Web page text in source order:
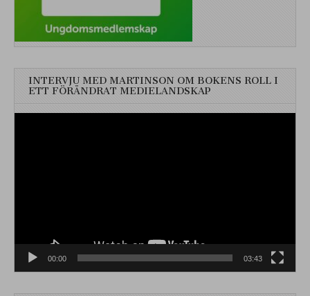
INTERVJU MED MARTINSON OM BOKENS ROLL I
ETT FÖRÄNDRAT MEDIELANDSKAP
00:00 03:43